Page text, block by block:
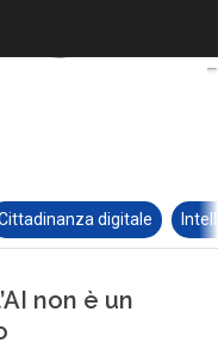
digitale
non è un